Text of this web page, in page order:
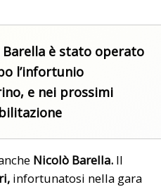
è stato operato
l’infortunio
e nei prossimi
Nicolò Barella. Il
infortunatosi nella gara